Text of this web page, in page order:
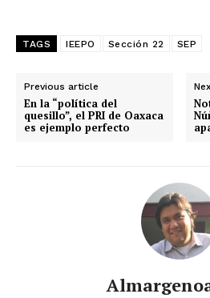
TAGS IEEPO Sección 22 SEP
Previous article
En la “política del
quesillo”, el PRI de Oaxaca
es ejemplo perfecto